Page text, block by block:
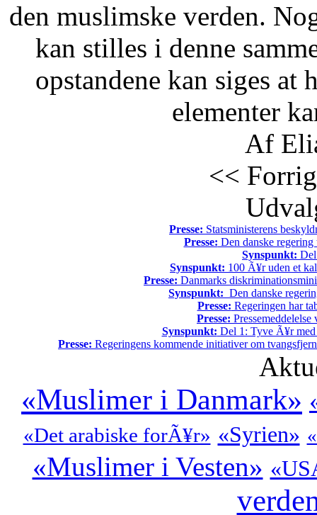
den muslimske verden.
kan stilles i denne
opstandene kan siges at
elementer
Af
<<
Presse: Statsministerens
Presse: Den danske
Synspunkt:
Synspunkt: 100 Ã¥r uden et
Presse: Danmarks
Synspunkt: Den danske
Presse: Regeringen har
Presse:
Synspunkt: Del 1: Tyve Ã¥r med
Presse: Regeringens kommende initiativer om
«Muslimer i Danmark»
«Det arabiske forÃ¥r» «Syrien»
«Muslimer i Vesten»